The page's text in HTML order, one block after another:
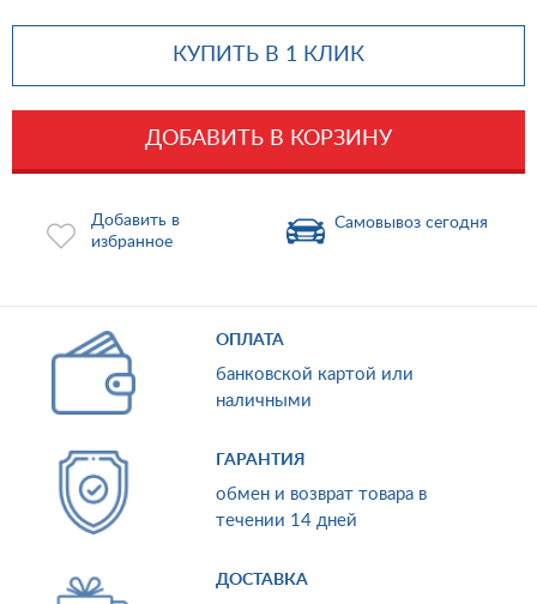
КУПИТЬ В 1 КЛИК
ДОБАВИТЬ В КОРЗИНУ
Добавить в
избранное
Самовывоз сегодня
ОПЛАТА
банковской картой или
наличными
ГАРАНТИЯ
обмен и возврат товара в
течении 14 дней
ДОСТАВКА